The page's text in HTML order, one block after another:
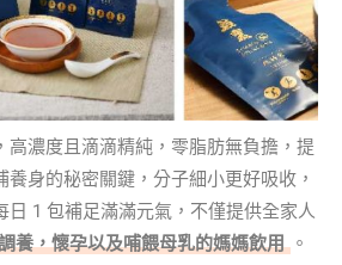
高濃度且滴滴精純，零脂肪無負擔，提
身的秘密關鍵，分子細小更好吸收，
日 1 包補足滿滿元氣，不僅提供全家人
養，懷孕以及哺餵母乳的媽媽飲用 。